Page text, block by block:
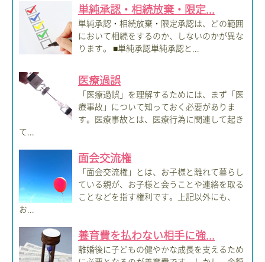
単純承認・相続放棄・限定...
単純承認・相続放棄・限定承認は、どの範囲
において相続をするのか、しないのかが異な
ります。 ■単純承認単純承認と...
医療過誤
「医療過誤」を理解するためには、まず「医
療事故」について知っておく必要がありま
す。医療事故とは、医療行為に関連して起き
て...
面会交流権
「面会交流権」とは、お子様と離れて暮らし
ている親が、お子様と会うことや連絡を取る
ことなどを指す権利です。上記以外にも、
お...
養育費を払わない相手に強...
離婚後に子どもの健やかな成長を支えるため